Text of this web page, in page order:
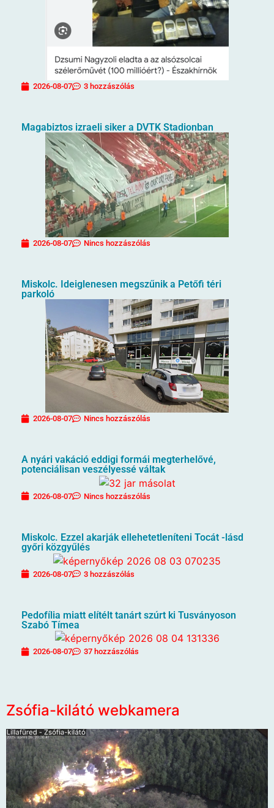
2026-08-07 3 hozzászólás
Magabiztos izraeli siker a DVTK Stadionban
2026-08-07 Nincs hozzászólás
Miskolc. Ideiglenesen megszűnik a Petőfi téri
parkoló
2026-08-07 Nincs hozzászólás
A nyári vakáció eddigi formái megterhelővé,
potenciálisan veszélyessé váltak
2026-08-07 Nincs hozzászólás
Miskolc. Ezzel akarják ellehetetleníteni Tocát -lásd
győri közgyűlés
2026-08-07 3 hozzászólás
Pedofília miatt elítélt tanárt szúrt ki Tusványoson
Szabó Tímea
2026-08-07 37 hozzászólás
Zsófia-kilátó webkamera